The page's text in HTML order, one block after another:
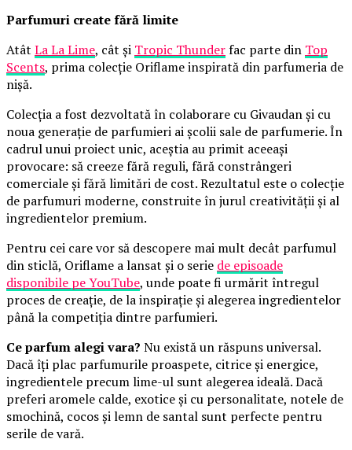
Parfumuri create fără limite
Atât La La Lime, cât și Tropic Thunderfac parte din Top
Scents, prima colecție Oriflame inspirată din parfumeria de
nișă.
Colecția a fost dezvoltată în colaborare cu Givaudan și cu
noua generație de parfumieri ai școlii sale de parfumerie. În
cadrul unui proiect unic, aceștia au primit aceeași
provocare: să creeze fără reguli, fără constrângeri
comerciale și fără limitări de cost. Rezultatul este o colecție
de parfumuri moderne, construite în jurul creativității și al
ingredientelor premium.
Pentru cei care vor să descopere mai mult decât parfumul
din sticlă, Oriflame a lansat și o serie de episoade
disponibile pe YouTube, unde poate fi urmărit întregul
proces de creație, de la inspirație și alegerea ingredientelor
până la competiția dintre parfumieri.
Ce parfum alegi vara? Nu există un răspuns universal.
Dacă îți plac parfumurile proaspete, citrice și energice,
ingredientele precum lime-ul sunt alegerea ideală. Dacă
preferi aromele calde, exotice și cu personalitate, notele de
smochină, cocos și lemn de santal sunt perfecte pentru
serile de vară.